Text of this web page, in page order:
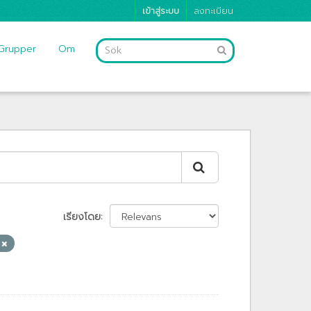
เข้าสู่ระบบ ลงทะเบียน
Om
เรียงโดย